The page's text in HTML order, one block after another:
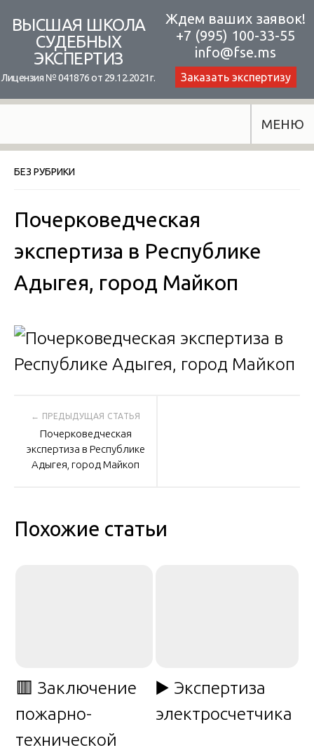
content
ВЫСШАЯ ШКОЛА
СУДЕБНЫХ
ЭКСПЕРТИЗ
Лицензия № 041876 от 29.12.2021г.
Ждем ваших заявок!
+7 (995) 100-33-55
info@fse.ms
Заказать экспертизу
МЕНЮ
БЕЗ РУБРИКИ
Почерковедческая
экспертиза в Республике
Адыгея, город Майкоп
Навигация
по
Почерковедческая
экспертиза в Республике
Адыгея, город Майкоп
Похожие статьи
🟥 Заключение
пожарно-
технической
▶️ Экспертиза
электросчетчика